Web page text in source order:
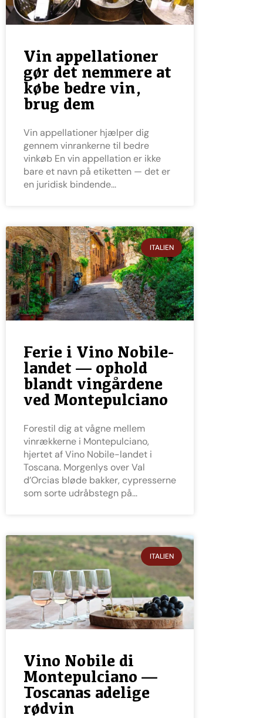
Vin appellationer
gør det nemmere at
købe bedre vin,
brug dem
Vin appellationer hjælper dig
gennem vinrankerne til bedre
vinkøb En vin appellation er ikke
bare et navn på etiketten — det er
en juridisk bindende
ITALIEN
Ferie i Vino Nobile-
landet — ophold
blandt vingårdene
ved Montepulciano
Forestil dig at vågne mellem
vinrækkerne i Montepulciano,
hjertet af Vino Nobile-landet i
Toscana. Morgenlys over Val
d’Orcias bløde bakker, cypresserne
som sorte udråbstegn på
ITALIEN
Vino Nobile di
Montepulciano —
Toscanas adelige
rødvin